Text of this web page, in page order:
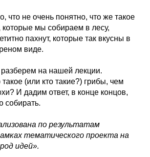
что не очень понятно, что же такое
мы собираем в лесу,
пахнут, которые так вкусны в
виде.
на нашей лекции.
(или кто такие?) грибы, чем
И дадим ответ, в конце концов,
собирать.
по результатам
тематического проекта на
идей».